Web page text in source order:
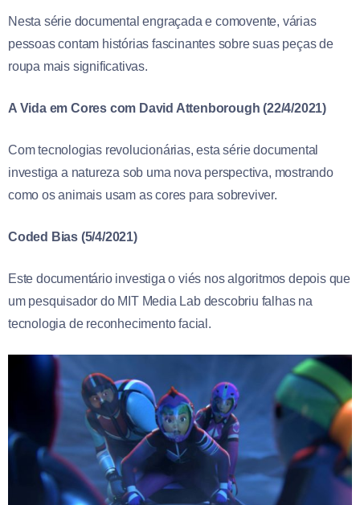
Nesta série documental engraçada e comovente, várias
pessoas contam histórias fascinantes sobre suas peças de
roupa mais significativas.
A Vida em Cores com David Attenborough (22/4/2021)
Com tecnologias revolucionárias, esta série documental
investiga a natureza sob uma nova perspectiva, mostrando
como os animais usam as cores para sobreviver.
Coded Bias (5/4/2021)
Este documentário investiga o viés nos algoritmos depois que
um pesquisador do MIT Media Lab descobriu falhas na
tecnologia de reconhecimento facial.